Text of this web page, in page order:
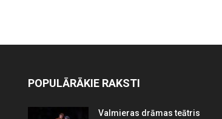
POPULĀRĀKIE RAKSTI
Valmieras drāmas teātris